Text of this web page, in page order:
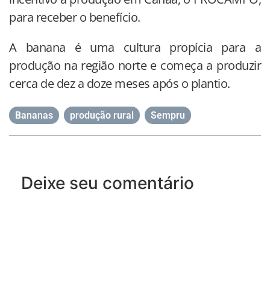
para receber o benefício.
A banana é uma cultura propícia para a
produção na região norte e começa a produzir
cerca de dez a doze meses após o plantio.
Bananas produção rural Sempru
Deixe seu comentário